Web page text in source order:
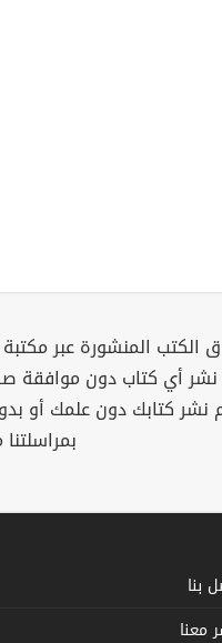
الكتب المنشورة عبر
نشر أي كتاب دون موافقة
نشر كتابك دون علمك أو
بنا
معنا